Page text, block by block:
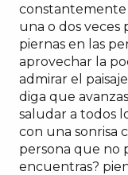
constantemente
una o dos veces
piernas en las
aprovechar la
admirar el
diga que
saludar a todos
con una sonrisa
persona que no
encuentras?